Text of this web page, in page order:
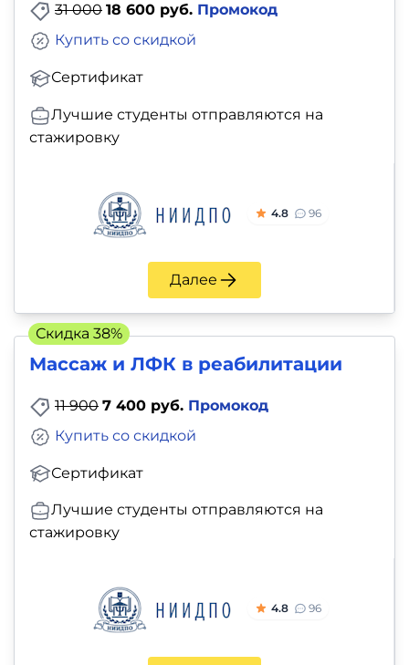
31 000 18 600 руб. Промокод
Сертификат
Купить со скидкой
Лучшие студенты отправляются на
стажировку
4.8 96
Далее
Массаж и ЛФК в реабилитации
11 900 7 400 руб. Промокод
Сертификат
Купить со скидкой
Лучшие студенты отправляются на
стажировку
4.8 96
Скидка 38%
на
профориентацию